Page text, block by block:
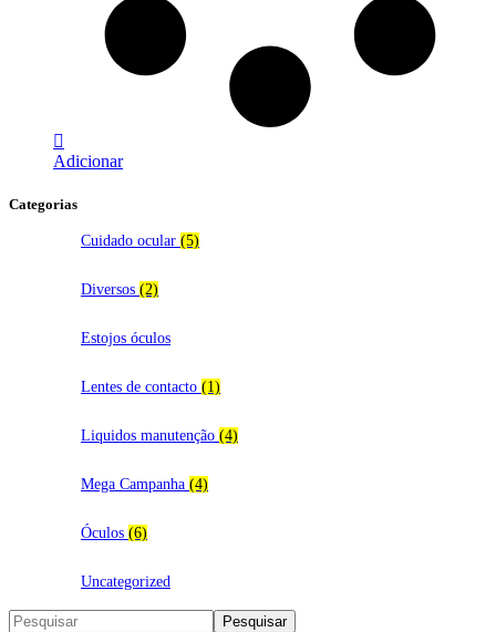
Adicionar
Categorias
Cuidado ocular (5)
Diversos (2)
Estojos óculos
Lentes de contacto (1)
Liquidos manutenção (4)
Mega Campanha (4)
Óculos (6)
Uncategorized
Search Pesquisar